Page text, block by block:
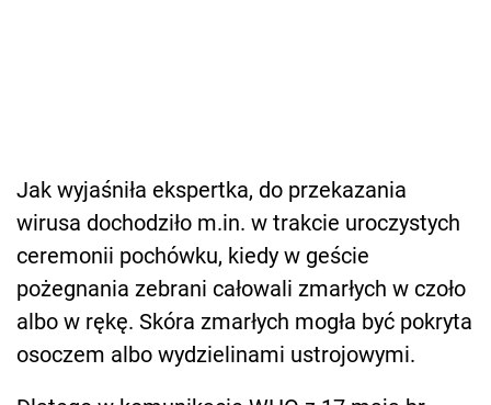
Jak wyjaśniła ekspertka, do przekazania
wirusa dochodziło m.in. w trakcie uroczystych
ceremonii pochówku, kiedy w geście
pożegnania zebrani całowali zmarłych w czoło
albo w rękę. Skóra zmarłych mogła być pokryta
osoczem albo wydzielinami ustrojowymi.